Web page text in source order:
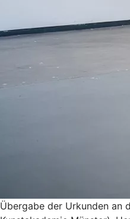
Übergabe der Urkunden an